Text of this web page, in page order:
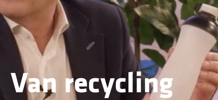
Van recycling